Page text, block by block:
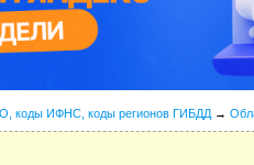
коды ИФНС, коды регионов ГИБДД →